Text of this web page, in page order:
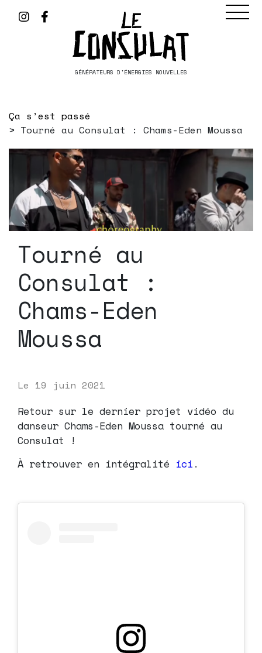
GÉNÉRATEURS D'ÉNERGIES NOUVELLES
Ça s’est passé
Tourné au Consulat : Chams-Eden Moussa
Tourné au
Consulat :
Chams-Eden
Moussa
Le 19 juin 2021
Retour sur le dernier projet vidéo du
danseur Chams-Eden Moussa tourné au
Consulat !
À retrouver en intégralité ici .